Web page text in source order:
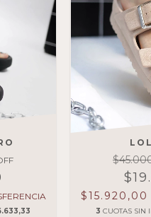
$15.920,00
3 CUOTAS SIN